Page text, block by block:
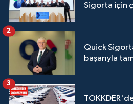
Sigorta için
Quick
başarıyla
2
3